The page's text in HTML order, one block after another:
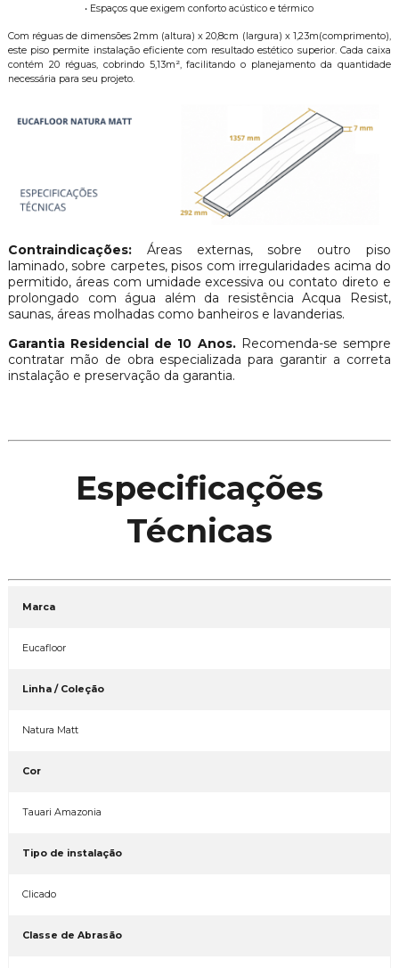
este piso permite instalação eficiente com resultado estético superior. Cada caixa
contém 20 réguas, cobrindo 5,13m², facilitando o planejamento da quantidade
necessária para seu projeto.
laminado, sobre carpetes, pisos com irregularidades acima do
permitido, áreas com umidade excessiva ou contato direto e
prolongado com água além da resistência Acqua Resist,
saunas, áreas molhadas como banheiros e lavanderias.
contratar mão de obra especializada para garantir a correta
instalação e preservação da garantia.
Especificações
Técnicas